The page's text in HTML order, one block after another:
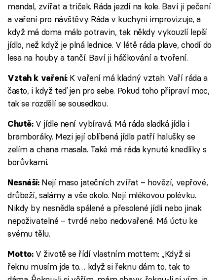
mandal, zvířat a triček. Ráda jezdí na kole. Baví ji pečení
a vaření pro návštěvy. Ráda v kuchyni improvizuje, a
když má doma málo potravin, tak někdy vykouzlí lepší
jídlo, než když je plná lednice. V létě ráda plave, chodí do
lesa na houby a tančí. Baví ji háčkování a tvoření.
Vztah k vaření:K vaření má kladný vztah. Vaří ráda a
často, i když teď jen pro sebe. Pokud toho připraví moc,
tak se rozdělí se sousedkou.
Chutě:V jídle není vybíravá. Má ráda sladká jídla i
bramboráky. Mezi její oblíbená jídla patří halušky se
zelím a chana masala. Také má ráda kynuté knedlíky s
borůvkami.
Nesnáší: Nejí maso jatečních zvířat – hovězí, vepřové,
drůbeží, salámy a vše okolo. Nejí mlékovou polévku.
Nikdy by nesnědla spálené a přesolené jídli nebo jinak
nepoživatelné – tvrdé nebo nedovařené. Má úctu ke
svému tělu.
Motto: V životě se řídí vlastním mottem: ,,Když si
řeknu musím jde to… když si řeknu dám to, tak to